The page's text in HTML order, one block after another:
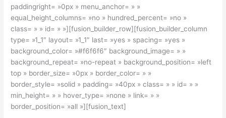
paddingright= »0px » menu_anchor= » »
equal_height_columns= »no » hundred_percent= »no »
class= » » id= » »][fusion_builder_row][fusion_builder_column
type= »1_1″ layout= »1_1″ last= »yes » spacing= »yes »
background_color= »#f6f6f6″ background_image= » »
background_repeat= »no-repeat » background_position= »left
top » border_size= »0px » border_color= » »
border_style= »solid » padding= »40px » class= » » id= » »
min_height= » » hover_type= »none » link= » »
border_position= »all »][fusion_text]